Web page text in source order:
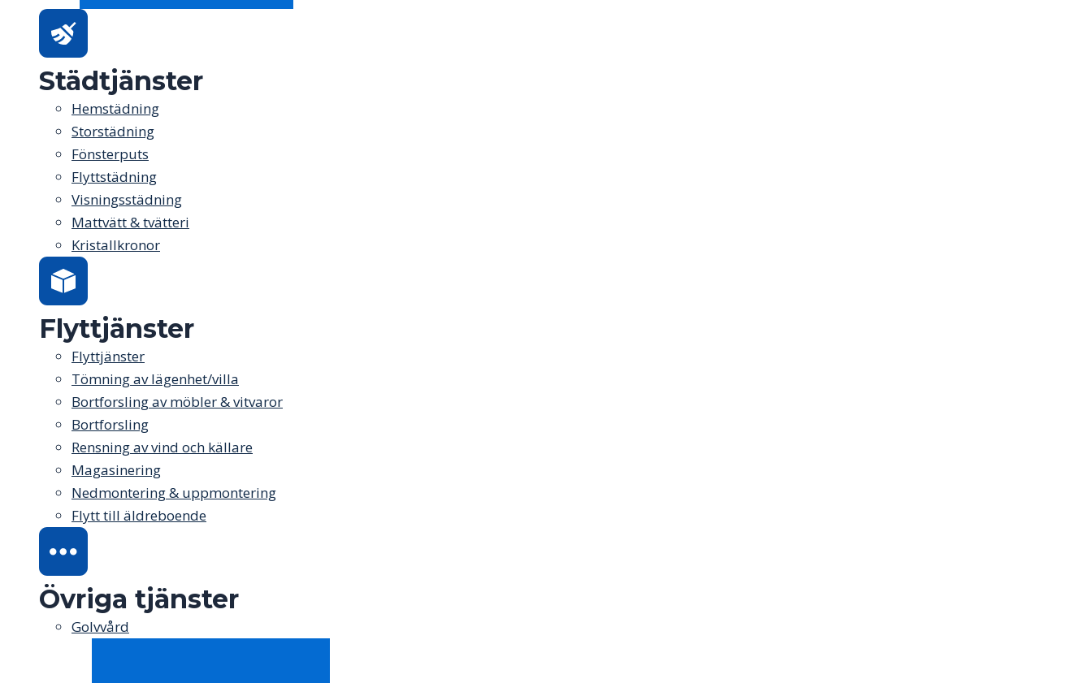
Städtjänster
Hemstädning
Storstädning
Fönsterputs
Flyttstädning
Visningsstädning
Mattvätt & tvätteri
Kristallkronor
Flyttjänster
Flyttjänster
Tömning av lägenhet/villa
Bortforsling av möbler & vitvaror
Bortforsling
Rensning av vind och källare
Magasinering
Nedmontering & uppmontering
Flytt till äldreboende
Övriga tjänster
Golvvård